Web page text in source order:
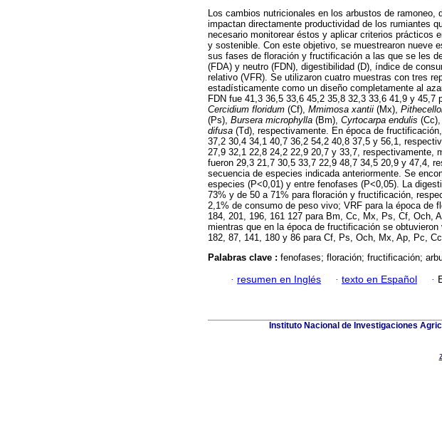
Los cambios nutricionales en los arbustos de ramoneo,
impactan directamente productividad de los rumiantes
necesario monitorear éstos y aplicar criterios prácticos
y sostenible. Con este objetivo, se muestrearon nueve
sus fases de floración y fructificación a las que se les
(FDA) y neutro (FDN), digestibilidad (D), índice de
relativo (VFR). Se utilizaron cuatro muestras con tres
estadísticamente como un diseño completamente al
FDN fue 41,3 36,5 33,6 45,2 35,8 32,3 33,6 41,9 y 45,7
Cercidium floridum (Cf), Mmimosa xantii (Mx),
(Ps), Bursera microphylla (Bm), Cyrtocarpa endulis (Cc),
difusa (Td), respectivamente. En época de
37,2 30,4 34,1 40,7 36,2 54,2 40,8 37,5 y 56,1,
27,9 32,1 22,8 24,2 22,9 20,7 y 33,7, respectivamente,
fueron 29,3 21,7 30,5 33,7 22,9 48,7 34,5 20,9 y 47,4,
secuencia de especies indicada anteriormente. Se
especies (P<0,01) y entre fenofases (P<0,05). La
73% y de 50 a 71% para floración y fructificación,
2,1% de consumo de peso vivo; VRF para la época de
184, 201, 196, 161 127 para Bm, Cc, Mx, Ps, Cf, Och,
mientras que en la época de fructificación se
182, 87, 141, 180 y 86 para Cf, Ps, Och, Mx, Ap, Pc,
Palabras clave : fenofases; floración; fructificación;
· resumen en Inglés · texto en Español ·
Instituto Nacional de Investigaciones